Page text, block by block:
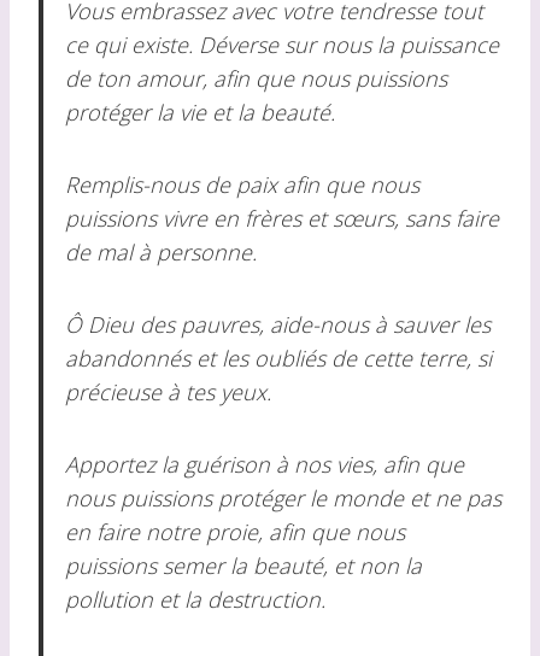
Vous embrassez avec votre tendresse tout
ce qui existe. Déverse sur nous la puissance
de ton amour, afin que nous puissions
protéger la vie et la beauté.
Remplis-nous de paix afin que nous
puissions vivre en frères et sœurs, sans faire
de mal à personne.
Ô Dieu des pauvres, aide-nous à sauver les
abandonnés et les oubliés de cette terre, si
précieuse à tes yeux.
Apportez la guérison à nos vies, afin que
nous puissions protéger le monde et ne pas
en faire notre proie, afin que nous
puissions semer la beauté, et non la
pollution et la destruction.